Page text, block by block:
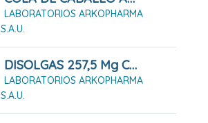
LABORATORIOS ARKOPHARMA
S.A.U.
DISOLGAS 257,5 Mg Cápsulas Blandas
LABORATORIOS ARKOPHARMA
S.A.U.